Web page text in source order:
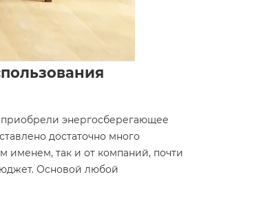
энергосберегающее
достаточно много
именем, так и от компаний, почти
Основой любой